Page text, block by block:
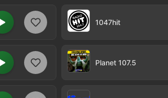
Reggaeton
1047hit
Planet 107.5